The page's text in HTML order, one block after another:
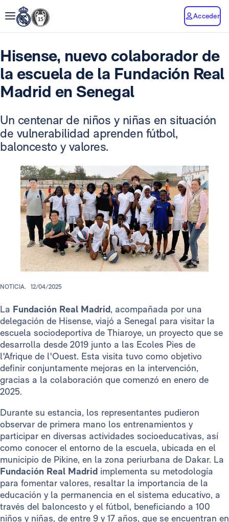
Acceder
Hisense, nuevo colaborador de
la escuela de la Fundación Real
Madrid en Senegal
Un centenar de niños y niñas en situación
de vulnerabilidad aprenden fútbol,
baloncesto y valores.
NOTICIA. 12/04/2025
La Fundación Real Madrid, acompañada por una
delegación de Hisense, viajó a Senegal para visitar la
escuela sociodeportiva de Thiaroye, un proyecto que se
desarrolla desde 2019 junto a las Ecoles Pies de
l'Afrique de l'Ouest. Esta visita tuvo como objetivo
definir conjuntamente mejoras en la intervención,
gracias a la colaboración que comenzó en enero de
2025.
Durante su estancia, los representantes pudieron
observar de primera mano los entrenamientos y
participar en diversas actividades socioeducativas, así
como conocer el entorno de la escuela, ubicada en el
municipio de Pikine, en la zona periurbana de Dakar. La
Fundación Real Madrid implementa su metodología
para fomentar valores, resaltar la importancia de la
educación y la permanencia en el sistema educativo, a
través del baloncesto y el fútbol, beneficiando a 100
niños y niñas, de entre 9 y 17 años, que se encuentran en